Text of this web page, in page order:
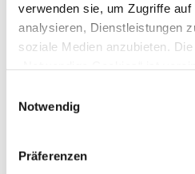
verwenden sie, um Zugriffe
analysieren, Dienstleistungen
soziale Medien anzubieten.
Drittländern (USA) mit
Datenschutzniveau
dass diese zu Kontroll- und
anderen missbraucht werden,
Notwendig
Präferenzen
Aktuelle
Flächennutzungsplan-
Sie hier.
Neu in Recklinghausen
Behinderung